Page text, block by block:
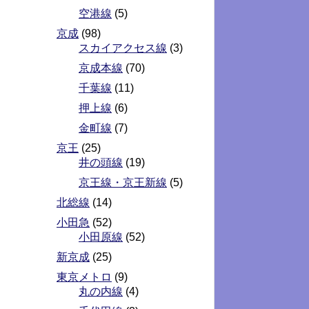
空港線 (5)
京成 (98)
スカイアクセス線 (3)
京成本線 (70)
千葉線 (11)
押上線 (6)
金町線 (7)
京王 (25)
井の頭線 (19)
京王線・京王新線 (5)
北総線 (14)
小田急 (52)
小田原線 (52)
新京成 (25)
東京メトロ (9)
丸の内線 (4)